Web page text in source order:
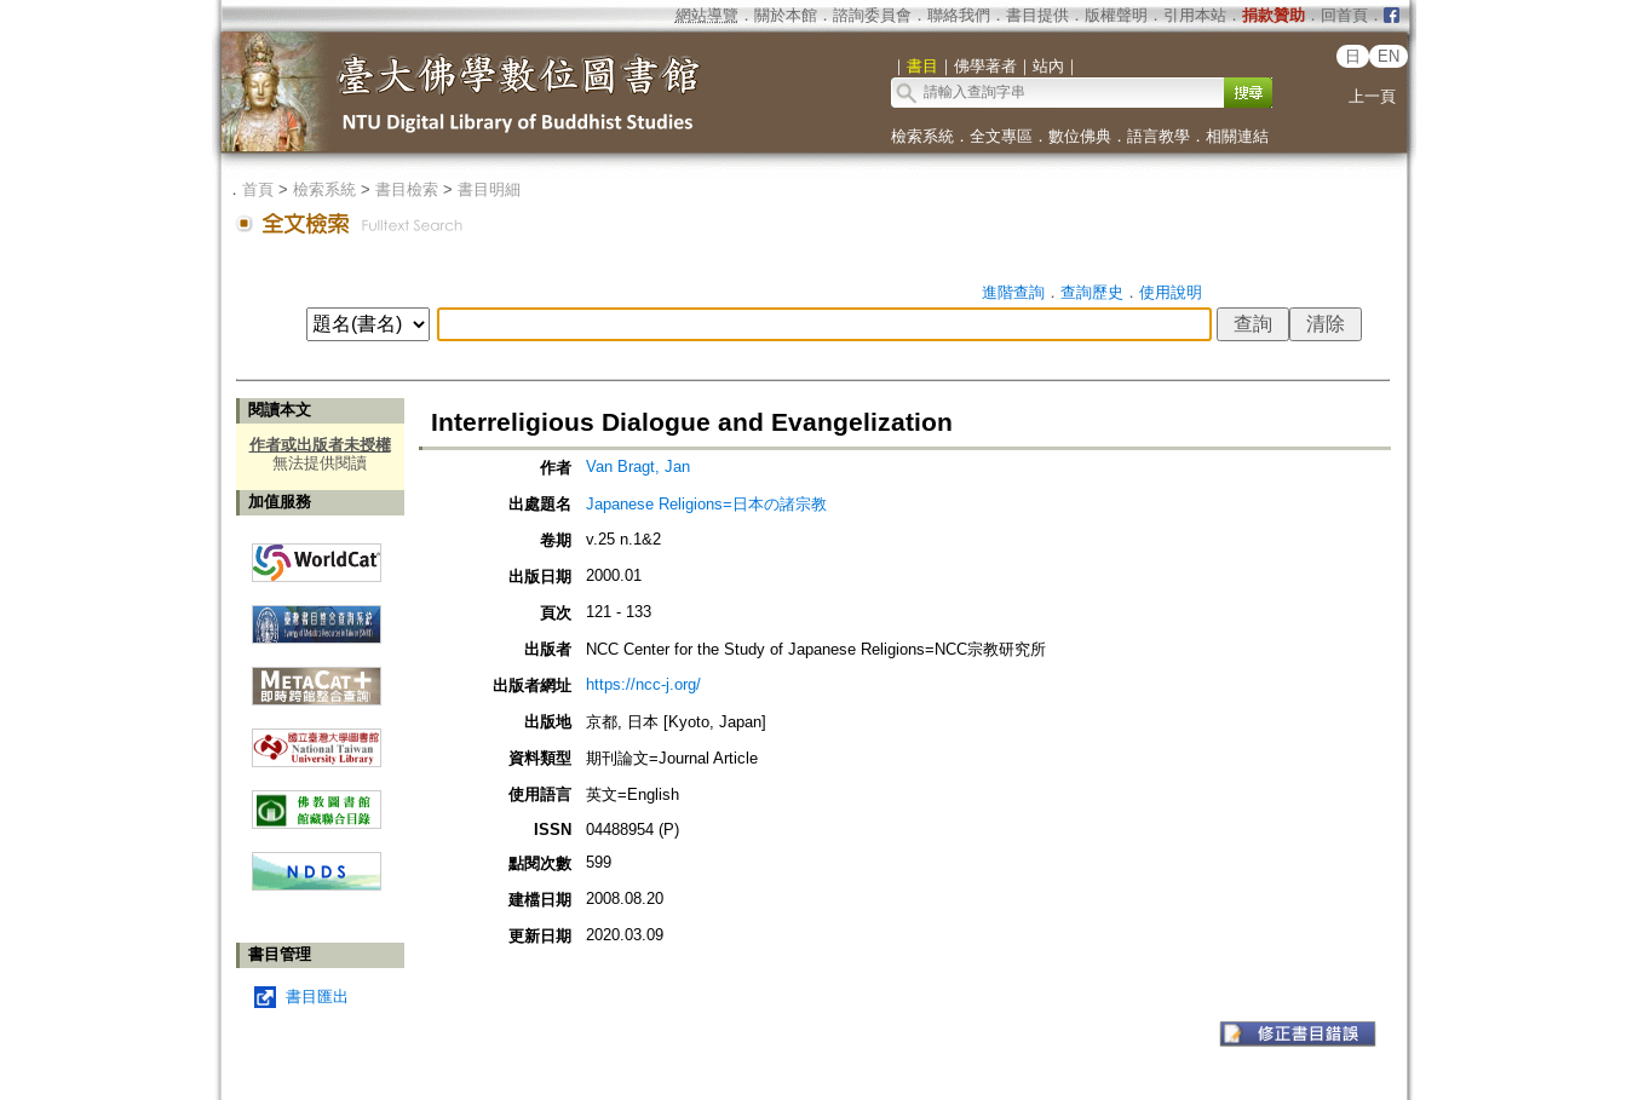
網站導覽 ． 關於本館． 諮詢委員會． 聯絡我們 ． 書目提供． 版權聲明 ． 引用本站． 捐款贊助．回首頁．
｜ 書目 ｜ 佛學著者｜ 站內 ｜
日 EN
上一頁
檢索系統． 全文專區 ． 數位佛典． 語言教學． 相關連結
． 首頁> 檢索系統> 書目檢索> 書目明細
進階查詢． 查詢歷史 ． 使用說明
閱讀本文
作者或出版者未授權
無法提供閱讀
加值服務
書目管理
書目匯出
Interreligious Dialogue and Evangelization
作者 Van Bragt, Jan
出處題名
Japanese Religions=日本の諸宗教
卷期
v.25 n.1&2
出版日期 2000.01
頁次 121 - 133
出版者
NCC Center for the Study of Japanese Religions=NCC宗教研究所
出版者網址
https://ncc-j.org/
出版地
京都, 日本 [Kyoto, Japan]
資料類型
期刊論文=Journal Article
使用語言
英文=English
ISSN
04488954 (P)
點閱次數
599
建檔日期 2008.08.20
更新日期 2020.03.09